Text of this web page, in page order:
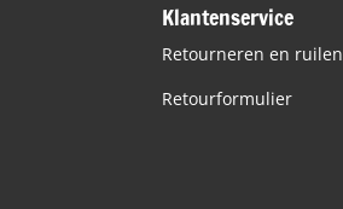
Klantenservice
Retourneren en ruilen
Retourformulier